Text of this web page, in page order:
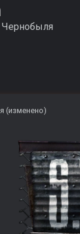
(изменено)